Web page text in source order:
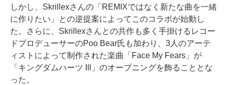
しかし、Skrillexさんの「REMIXではなく新たな曲を一緒
に作りたい」との逆提案によってこのコラボが始動し
た。さらに、Skrillexさんとの共作も多く手掛けるレコー
ドプロデューサーのPoo Bear氏も加わり、3人のアーテ
ィストによって制作された楽曲「Face My Fears」が
「キングダムハーツ III」のオープニングを飾ることとな
った。